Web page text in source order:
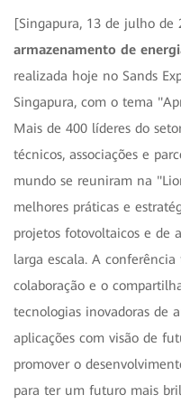
[Singapura, 13 de julho de
armazenamento de
realizada hoje no Sands
Singapura, com o tema
Mais de 400 líderes do
técnicos, associações e
mundo se reuniram na
melhores práticas e
projetos fotovoltaicos e de
larga escala. A
colaboração e o
tecnologias inovadoras de
aplicações com visão de
promover o
para ter um futuro mais